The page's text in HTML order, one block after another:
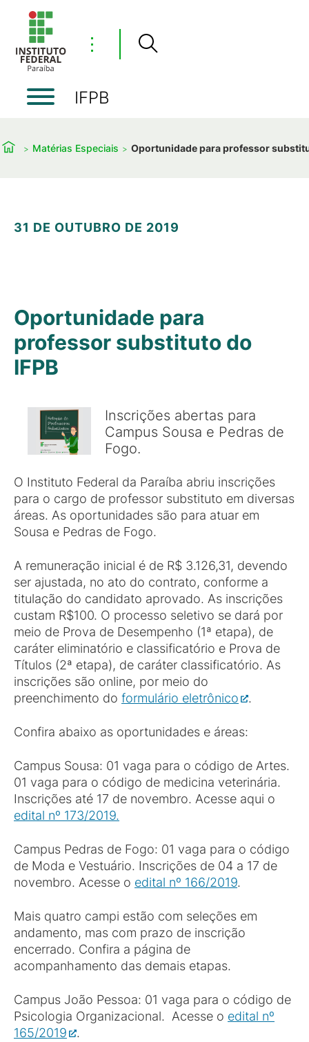
⋮
IFPB
Matérias Especiais Oportunidade para professor
31 DE OUTUBRO DE 2019
Oportunidade para
professor substituto do
IFPB
Inscrições abertas para
Campus Sousa e Pedras de
Fogo.
O Instituto Federal da Paraíba abriu inscrições
para o cargo de professor substituto em diversas
áreas. As oportunidades são para atuar em
Sousa e Pedras de Fogo.
A remuneração inicial é de R$ 3.126,31, devendo
ser ajustada, no ato do contrato, conforme a
titulação do candidato aprovado. As inscrições
custam R$100. O processo seletivo se dará por
meio de Prova de Desempenho (1ª etapa), de
caráter eliminatório e classificatório e Prova de
Títulos (2ª etapa), de caráter classificatório. As
inscrições são online, por meio do
preenchimento do formulário eletrônico .
Confira abaixo as oportunidades e áreas:
Campus Sousa: 01 vaga para o código de Artes.
01 vaga para o código de medicina veterinária.
Inscrições até 17 de novembro. Acesse aqui o
edital nº 173/2019.
Campus Pedras de Fogo: 01 vaga para o código
de Moda e Vestuário. Inscrições de 04 a 17 de
novembro. Acesse o edital nº 166/2019.
Mais quatro campi estão com seleções em
andamento, mas com prazo de inscrição
encerrado. Confira a página de
acompanhamento das demais etapas.
Campus João Pessoa: 01 vaga para o código de
Psicologia Organizacional. Acesse o edital nº
165/2019
.